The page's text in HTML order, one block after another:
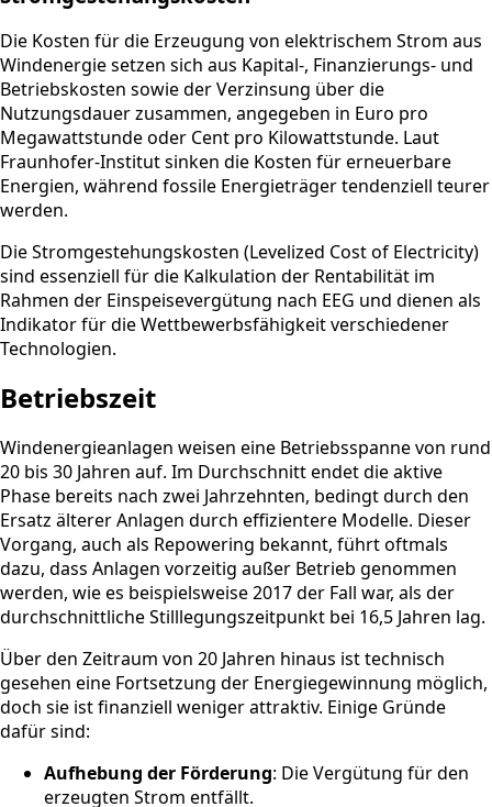
Die Kosten für die Erzeugung von elektrischem Strom aus
Windenergie setzen sich aus Kapital-, Finanzierungs- und
Betriebskosten sowie der Verzinsung über die
Nutzungsdauer zusammen, angegeben in Euro pro
Megawattstunde oder Cent pro Kilowattstunde. Laut
Fraunhofer-Institut sinken die Kosten für erneuerbare
Energien, während fossile Energieträger tendenziell teurer
werden.
Die Stromgestehungskosten (Levelized Cost of Electricity)
sind essenziell für die Kalkulation der Rentabilität im
Rahmen der Einspeisevergütung nach EEG und dienen als
Indikator für die Wettbewerbsfähigkeit verschiedener
Technologien.
Betriebszeit
Windenergieanlagen weisen eine Betriebsspanne von rund
20 bis 30 Jahren auf. Im Durchschnitt endet die aktive
Phase bereits nach zwei Jahrzehnten, bedingt durch den
Ersatz älterer Anlagen durch effizientere Modelle. Dieser
Vorgang, auch als Repowering bekannt, führt oftmals
dazu, dass Anlagen vorzeitig außer Betrieb genommen
werden, wie es beispielsweise 2017 der Fall war, als der
durchschnittliche Stilllegungszeitpunkt bei 16,5 Jahren lag.
Über den Zeitraum von 20 Jahren hinaus ist technisch
gesehen eine Fortsetzung der Energiegewinnung möglich,
doch sie ist finanziell weniger attraktiv. Einige Gründe
dafür sind:
Aufhebung der Förderung: Die Vergütung für den
erzeugten Strom entfällt.